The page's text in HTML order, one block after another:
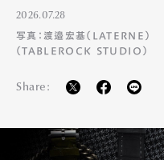
2026.07.28
写真：渡邉宏基（LATERNE）
（TABLEROCK STUDIO）
Share: